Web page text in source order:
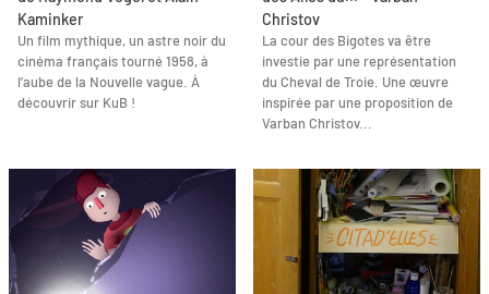
Kaminker
Un film mythique, un astre noir du
cinéma français tourné 1958, à
l’aube de la Nouvelle vague. À
découvrir sur KuB !
Christov
La cour des Bigotes va être
investie par une représentation
du Cheval de Troie. Une œuvre
inspirée par une proposition de
Varban Christov...